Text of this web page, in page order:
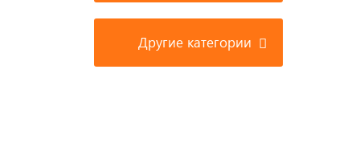
Другие категории